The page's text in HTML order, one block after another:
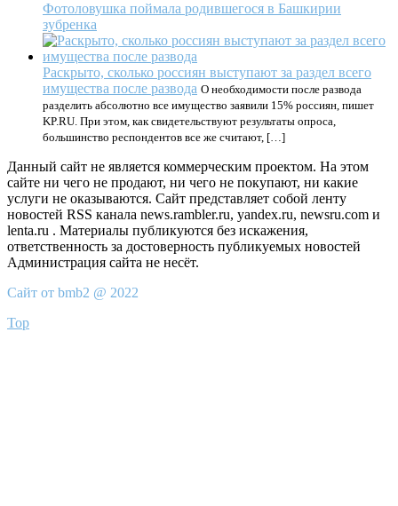
Фотоловушка поймала родившегося в Башкирии
зубренка
Раскрыто, сколько россиян выступают за раздел всего
имущества после развода О необходимости после развода
разделить абсолютно все имущество заявили 15% россиян, пишет
KP.RU. При этом, как свидетельствуют результаты опроса,
большинство респондентов все же считают, […]
Данный сайт не является коммерческим проектом. На этом
сайте ни чего не продают, ни чего не покупают, ни какие
услуги не оказываются. Сайт представляет собой ленту
новостей RSS канала news.rambler.ru, yandex.ru, newsru.com и
lenta.ru . Материалы публикуются без искажения,
ответственность за достоверность публикуемых новостей
Администрация сайта не несёт.
Сайт от bmb2 @ 2022
Top